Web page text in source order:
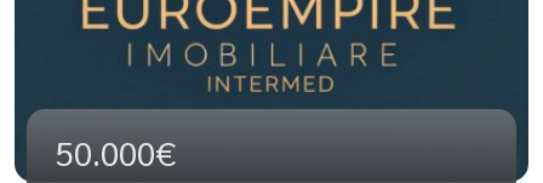
50.000€